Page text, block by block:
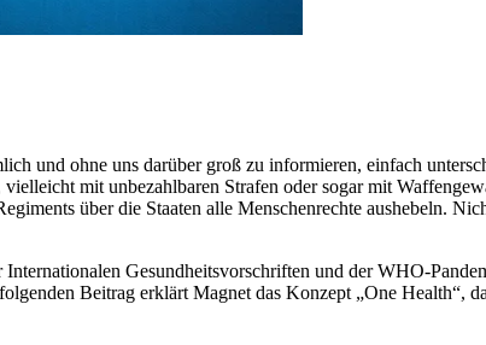
und ohne uns darüber groß zu informieren, einfach
mit unbezahlbaren Strafen oder sogar mit
über die Staaten alle Menschenrechte aushebeln.
Gesundheitsvorschriften und der WHO-
Beitrag erklärt Magnet das Konzept „One